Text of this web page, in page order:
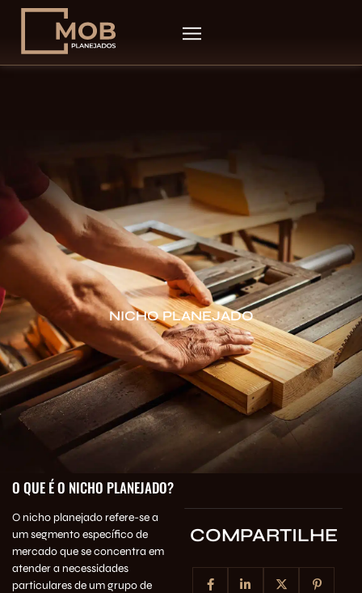
NICHO PLANEJADO
O QUE É O NICHO PLANEJADO?
O nicho planejado refere-se a
um segmento específico de
mercado que se concentra em
atender a necessidades
particulares de um grupo de
COMPARTILHE